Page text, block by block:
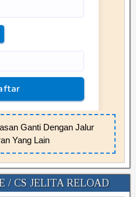
Ganti Dengan Jalur
Yang Lain
/ CS JELITA RELOAD